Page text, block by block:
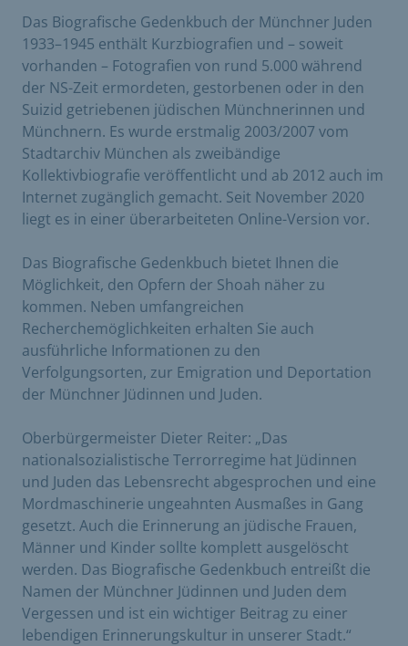
Das Biografische Gedenkbuch der Münchner Juden
1933–1945 enthält Kurzbiografien und – soweit
vorhanden – Fotografien von rund 5.000 während
der NS-Zeit ermordeten, gestorbenen oder in den
Suizid getriebenen jüdischen Münchnerinnen und
Münchnern. Es wurde erstmalig 2003/2007 vom
Stadtarchiv München als zweibändige
Kollektivbiografie veröffentlicht und ab 2012 auch im
Internet zugänglich gemacht. Seit November 2020
liegt es in einer überarbeiteten Online-Version vor.
Das Biografische Gedenkbuch bietet Ihnen die
Möglichkeit, den Opfern der Shoah näher zu
kommen. Neben umfangreichen
Recherchemöglichkeiten erhalten Sie auch
ausführliche Informationen zu den
Verfolgungsorten, zur Emigration und Deportation
der Münchner Jüdinnen und Juden.
Oberbürgermeister Dieter Reiter: „Das
nationalsozialistische Terrorregime hat Jüdinnen
und Juden das Lebensrecht abgesprochen und eine
Mordmaschinerie ungeahnten Ausmaßes in Gang
gesetzt. Auch die Erinnerung an jüdische Frauen,
Männer und Kinder sollte komplett ausgelöscht
werden. Das Biografische Gedenkbuch entreißt die
Namen der Münchner Jüdinnen und Juden dem
Vergessen und ist ein wichtiger Beitrag zu einer
lebendigen Erinnerungskultur in unserer Stadt.“